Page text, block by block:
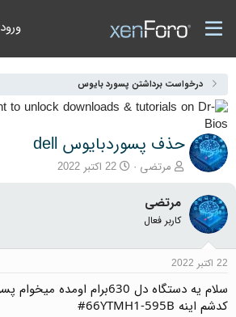
ورود
درخواست برداشتن پسورد بایوس
حذف پسوردبایوس dell
آغازگر گفتمان
مرتضی تاریخ شروع
22 اکتبر 2022
مرتضی
کاربر فعال
22 اکتبر 2022
سلام یه دستگاه دل 630برام اومده میخوام پسورد بایوس بردارم
کدشم اینه 66YTMH1-595B#